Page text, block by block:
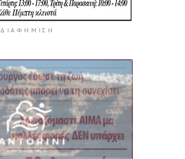
ΔΙΑΦΉΜΙΣΗ